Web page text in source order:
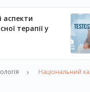
аспекти
терапії у
Національний